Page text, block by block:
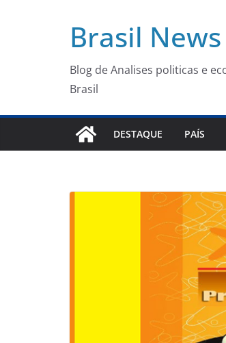
Brasil News
Blog de Analises politicas e
Brasil
DESTAQUE PAÍS